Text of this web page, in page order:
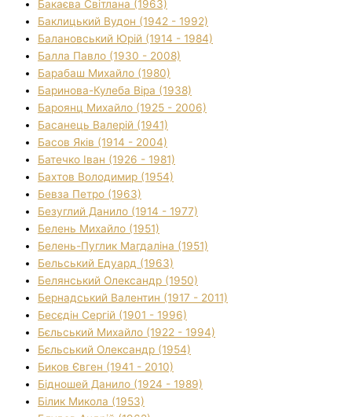
Бакаєва Світлана (1963)
Баклицький Вудон (1942 - 1992)
Балановський Юрій (1914 - 1984)
Балла Павло (1930 - 2008)
Барабаш Михайло (1980)
Баринова-Кулеба Віра (1938)
Бароянц Михайло (1925 - 2006)
Басанець Валерій (1941)
Басов Яків (1914 - 2004)
Батечко Іван (1926 - 1981)
Бахтов Володимир (1954)
Бевза Петро (1963)
Безуглий Данило (1914 - 1977)
Белень Михайло (1951)
Белень-Пуглик Магдаліна (1951)
Бельський Едуард (1963)
Белянський Олександр (1950)
Бернадський Валентин (1917 - 2011)
Бесєдін Сергій (1901 - 1996)
Бєльський Михайло (1922 - 1994)
Бєльський Олександр (1954)
Биков Євген (1941 - 2010)
Бідношей Данило (1924 - 1989)
Білик Микола (1953)